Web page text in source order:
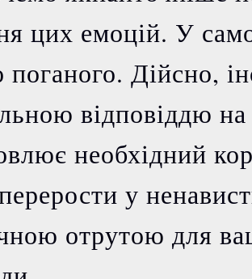
цих емоцій. У
поганого. Дійсно,
відповіддю
необхідний
у
отрутою для